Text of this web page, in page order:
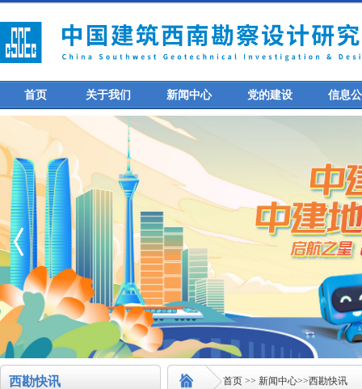
首页 关于我们 新闻中心 党的建设 信息
西勘快讯 首页 >> 新闻中心>>西勘快讯